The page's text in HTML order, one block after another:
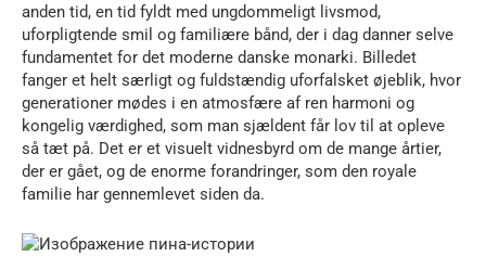
anden tid, en tid fyldt med ungdommeligt livsmod,
uforpligtende smil og familiære bånd, der i dag danner selve
fundamentet for det moderne danske monarki. Billedet
fanger et helt særligt og fuldstændig uforfalsket øjeblik, hvor
generationer mødes i en atmosfære af ren harmoni og
kongelig værdighed, som man sjældent får lov til at opleve
så tæt på. Det er et visuelt vidnesbyrd om de mange årtier,
der er gået, og de enorme forandringer, som den royale
familie har gennemlevet siden da.